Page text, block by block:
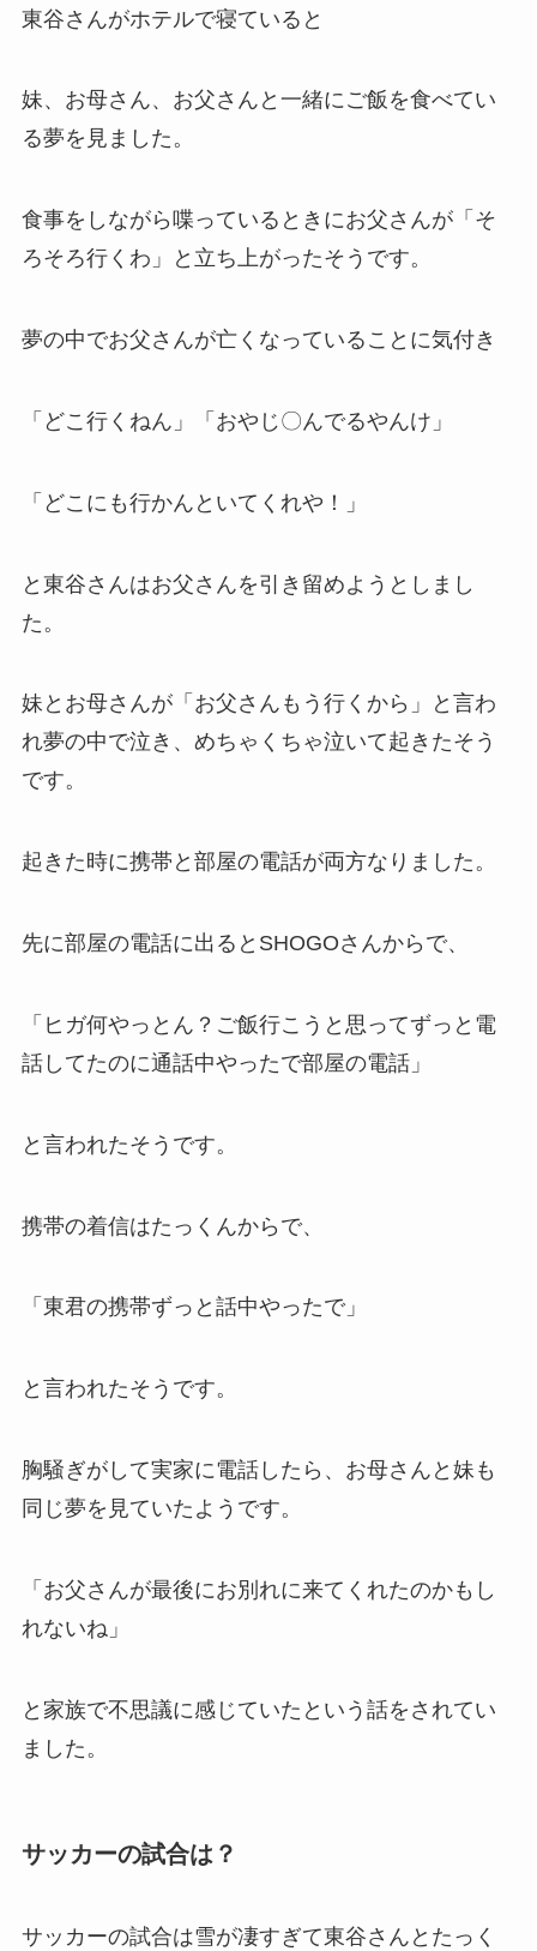
東谷さんがホテルで寝ていると
妹、お母さん、お父さんと一緒にご飯を食べてい
る夢を見ました。
食事をしながら喋っているときにお父さんが「そ
ろそろ行くわ」と立ち上がったそうです。
夢の中でお父さんが亡くなっていることに気付き
「どこ行くねん」「おやじ〇んでるやんけ」
「どこにも行かんといてくれや！」
と東谷さんはお父さんを引き留めようとしまし
た。
妹とお母さんが「お父さんもう行くから」と言わ
れ夢の中で泣き、めちゃくちゃ泣いて起きたそう
です。
起きた時に携帯と部屋の電話が両方なりました。
先に部屋の電話に出るとSHOGOさんからで、
「ヒガ何やっとん？ご飯行こうと思ってずっと電
話してたのに通話中やったで部屋の電話」
と言われたそうです。
携帯の着信はたっくんからで、
「東君の携帯ずっと話中やったで」
と言われたそうです。
胸騒ぎがして実家に電話したら、お母さんと妹も
同じ夢を見ていたようです。
「お父さんが最後にお別れに来てくれたのかもし
れないね」
と家族で不思議に感じていたという話をされてい
ました。
サッカーの試合は？
サッカーの試合は雪が凄すぎて東谷さんとたっく